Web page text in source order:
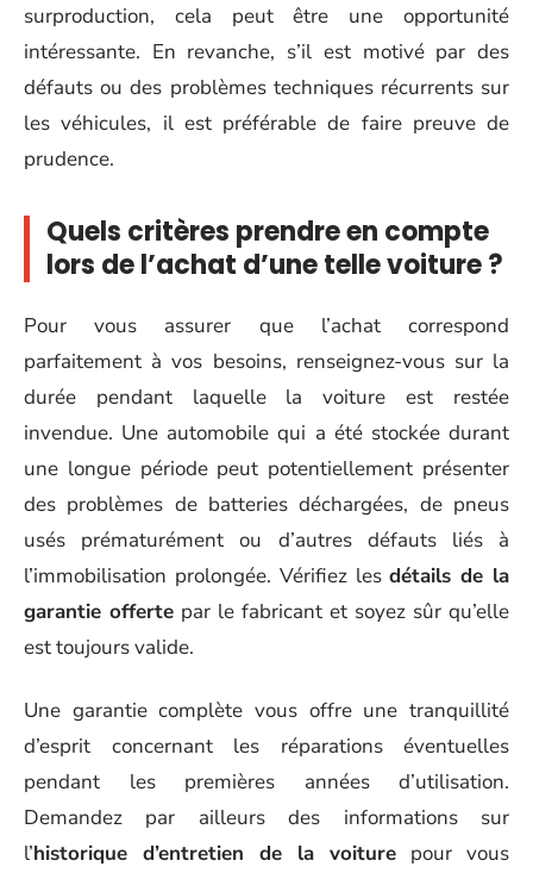
surproduction, cela peut être une opportunité
intéressante. En revanche, s’il est motivé par des
défauts ou des problèmes techniques récurrents sur
les véhicules, il est préférable de faire preuve de
prudence.
Quels critères prendre en compte
lors de l’achat d’une telle voiture ?
Pour vous assurer que l’achat correspond
parfaitement à vos besoins, renseignez-vous sur la
durée pendant laquelle la voiture est restée
invendue. Une automobile qui a été stockée durant
une longue période peut potentiellement présenter
des problèmes de batteries déchargées, de pneus
usés prématurément ou d’autres défauts liés à
l’immobilisation prolongée. Vérifiez lesdétails de la
garantie offerte par le fabricant et soyez sûr qu’elle
est toujours valide.
Une garantie complète vous offre une tranquillité
d’esprit concernant les réparations éventuelles
pendant les premières années d’utilisation.
Demandez par ailleurs des informations sur
l’historique d’entretien de la voiture pour vous